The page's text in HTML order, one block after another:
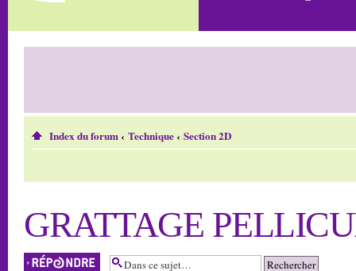
Index du forum‹ Technique‹ Section 2D
GRATTAGE
Répondre